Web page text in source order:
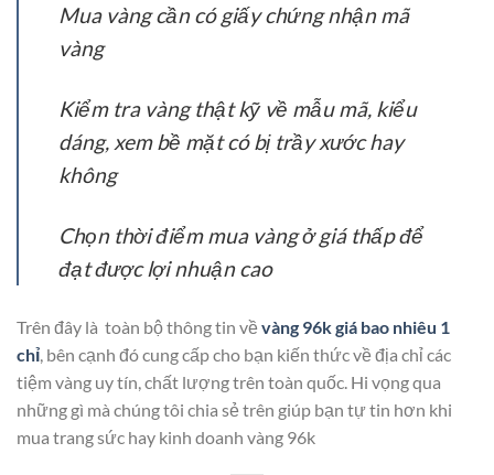
Mua vàng cần có giấy chứng nhận mã
vàng
Kiểm tra vàng thật kỹ về mẫu mã, kiểu
dáng, xem bề mặt có bị trầy xước hay
không
Chọn thời điểm mua vàng ở giá thấp để
đạt được lợi nhuận cao
Trên đây là toàn bộ thông tin về vàng 96k giá bao nhiêu 1
chỉ , bên cạnh đó cung cấp cho bạn kiến thức về địa chỉ các
tiệm vàng uy tín, chất lượng trên toàn quốc. Hi vọng qua
những gì mà chúng tôi chia sẻ trên giúp bạn tự tin hơn khi
mua trang sức hay kinh doanh vàng 96k